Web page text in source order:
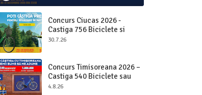
Concurs Ciucas 2026 -
Castiga 756 Biciclete si
2.000.000 bucati Ciucas
30.7.26
Concurs Timisoreana 2026 –
Castiga 540 Biciclete sau
Beri pe Loc
4.8.26